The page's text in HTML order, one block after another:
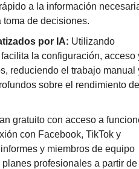
a la información
de decisiones.
por IA: Utilizando
la configuración, acceso
reduciendo el trabajo manual
sobre el rendimiento
gratuito con acceso a
con Facebook, TikTok y
y miembros de equipo
profesionales a partir